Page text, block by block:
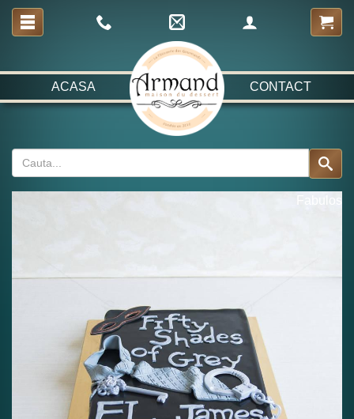
ACASA CONTACT
Fabulos